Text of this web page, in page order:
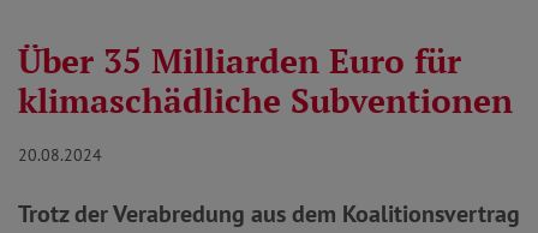
Über 35 Milliarden Euro für
klimaschädliche Subventionen
20.08.2024
Trotz der Verabredung aus dem Koalitionsvertrag